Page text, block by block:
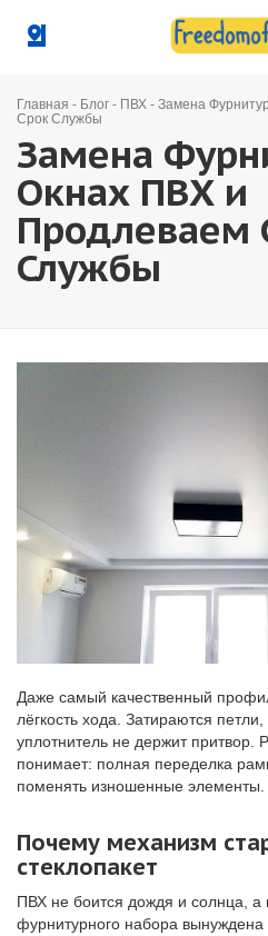
Главная - Блог - ПВХ - Замена
Срок Службы
Замена
Окнах ПВХ и
Продлеваем
Службы
Даже самый качественный
лёгкость хода. Затираются
уплотнитель не держит притвор.
понимает: полная переделка
поменять изношенные элементы.
Почему механизм
стеклопакет
ПВХ не боится дождя и солнца, а
фурнитурного набора вынуждена